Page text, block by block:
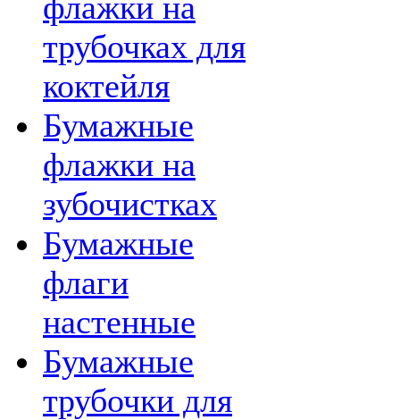
трубочках для
коктейля
Бумажные
флажки на
зубочистках
Бумажные
флаги
настенные
Бумажные
трубочки для